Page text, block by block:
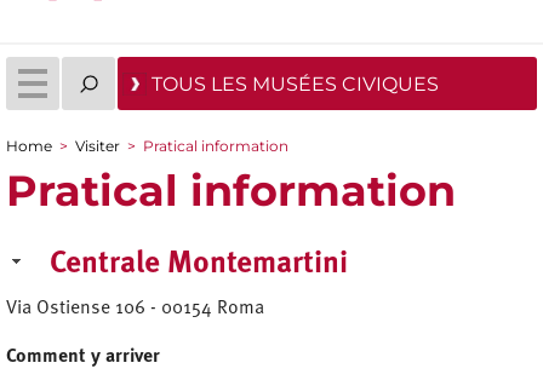
TOUS LES MUSÉES CIVIQUES
You are here
Home > Visiter > Pratical information
Pratical information
Centrale Montemartini
Via Ostiense 106 - 00154 Roma
Comment y arriver